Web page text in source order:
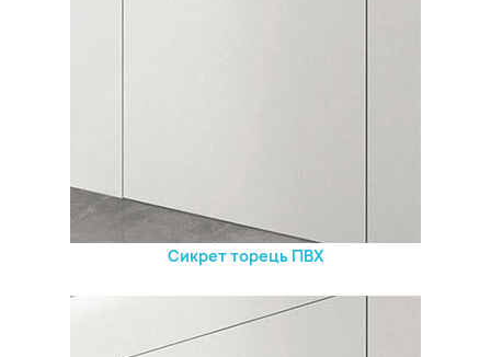
Сикрет торець ПВХ